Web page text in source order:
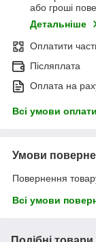
або гроші
Детальніше
Оплатити
Післяплата
Оплата на
Всі умови оплати
Умови
Повернення
Всі умови